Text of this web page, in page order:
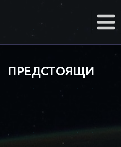
ПРЕДСТОЯЩИ